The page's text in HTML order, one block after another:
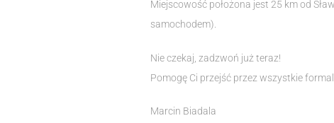
Miejscowość położona jest 25 km od
samochodem).
Nie czekaj, zadzwoń już teraz!
Pomogę Ci przejść przez wszystkie
Marcin Biadala